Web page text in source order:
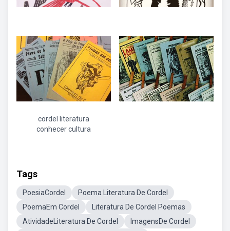
cordel literatura
conhecer cultura
Tags
PoesiaCordel
Poema Literatura De Cordel
PoemaEm Cordel
Literatura De Cordel Poemas
AtividadeLiteratura De Cordel
ImagensDe Cordel